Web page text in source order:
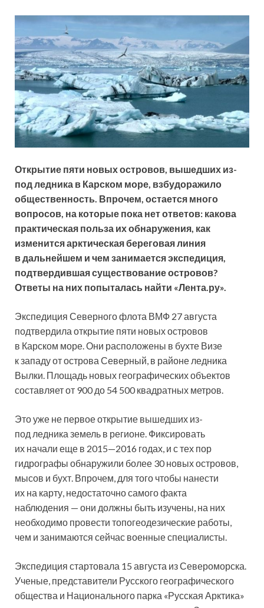
Открытие пяти новых островов, вышедших из-
под ледника в Карском море, взбудоражило
общественность. Впрочем, остается много
вопросов, на которые пока нет ответов: какова
практическая польза их обнаружения, как
изменится арктическая береговая линия
в дальнейшем и чем занимается экспедиция,
подтвердившая существование островов?
Ответы на них попыталась найти «Лента.ру».
Экспедиция Северного флота ВМФ 27 августа
подтвердила открытие пяти новых островов
в Карском море. Они расположены в бухте Визе
к западу от острова Северный, в районе ледника
Вылки. Площадь новых географических объектов
составляет от 900 до 54 500 квадратных метров.
Это уже не первое открытие вышедших из-
под ледника земель в регионе. Фиксировать
их начали еще в 2015—2016 годах, и с тех пор
гидрографы обнаружили более 30 новых островов,
мысов и бухт. Впрочем, для того чтобы нанести
их на карту, недостаточно самого факта
наблюдения — они должны быть изучены, на них
необходимо провести топогеодезические работы,
чем и занимаются сейчас военные специалисты.
Экспедиция стартовала 15 августа из Североморска.
Ученые, представители Русского географического
общества и Национального парка «Русская Арктика»